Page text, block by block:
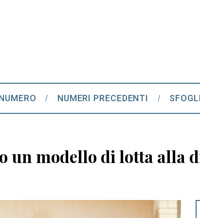
NUMERI PRECEDENTI
un modello di lotta alla